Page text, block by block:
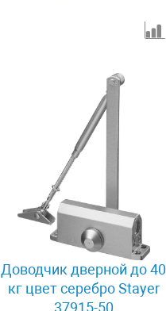
Доводчик дверной до 40
кг цвет серебро Stayer
37915-50